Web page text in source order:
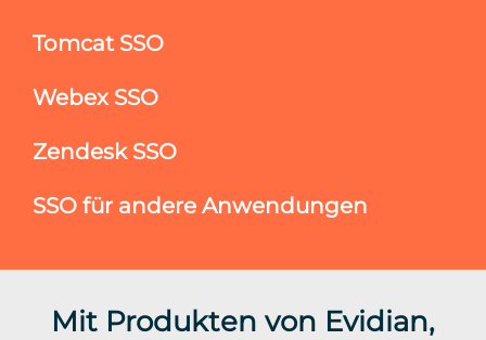
Tomcat SSO
Webex SSO
Zendesk SSO
SSO für andere Anwendungen
Mit Produkten von Evidian,